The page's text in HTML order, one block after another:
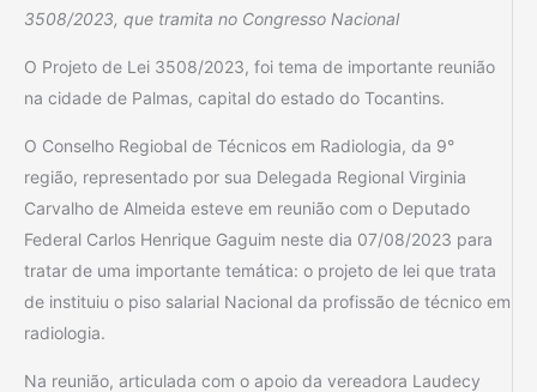
3508/2023, que tramita no Congresso Nacional
O Projeto de Lei 3508/2023, foi tema de importante reunião
na cidade de Palmas, capital do estado do Tocantins.
O Conselho Regiobal de Técnicos em Radiologia, da 9°
região, representado por sua Delegada Regional Virginia
Carvalho de Almeida esteve em reunião com o Deputado
Federal Carlos Henrique Gaguim neste dia 07/08/2023 para
tratar de uma importante temática: o projeto de lei que trata
de instituiu o piso salarial Nacional da profissão de técnico em
radiologia.
Na reunião, articulada com o apoio da vereadora Laudecy